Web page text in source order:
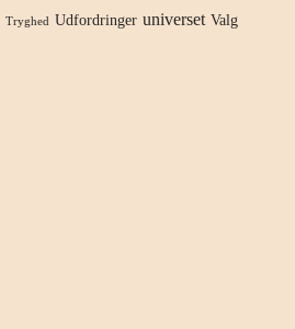
Tryghed Udfordringer universet Valg